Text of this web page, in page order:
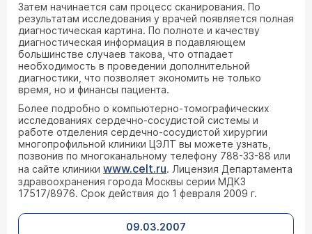
Затем начинается сам процесс сканирования. По
результатам исследования у врачей появляется полная
диагностическая картина. По полноте и качеству
диагностическая информация в подавляющем
большинстве случаев такова, что отпадает
необходимость в проведении дополнительной
диагностики, что позволяет экономить не только
время, но и финансы пациента.
Более подробно о компьютерно-томографических
исследованиях сердечно-сосудистой системы и
работе отделения сердечно-сосудистой хирургии
многопрофильной клиники ЦЭЛТ вы можете узнать,
позвонив по многоканальному телефону 788-33-88 или
на сайте клиники www.celt.ru. Лицензия Департамента
здравоохранения города Москвы серии МДКЗ
17517/8976. Срок действия до 1 февраля 2009 г.
09.03.2007